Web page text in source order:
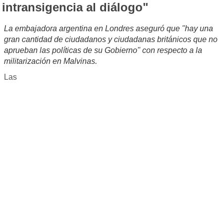
intransigencia al diálogo"
La embajadora argentina en Londres aseguró que "hay una
gran cantidad de ciudadanos y ciudadanas británicos que no
aprueban las políticas de su Gobierno" con respecto a la
militarización en Malvinas.
Las